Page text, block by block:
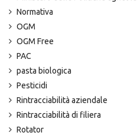
Normativa
OGM
OGM Free
PAC
pasta biologica
Pesticidi
Rintracciabilità aziendale
Rintracciabilità di filiera
Rotator